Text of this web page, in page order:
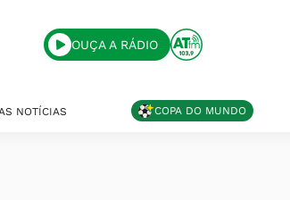
OUÇA A RÁDIO
NOTÍCIAS COPA DO MUNDO